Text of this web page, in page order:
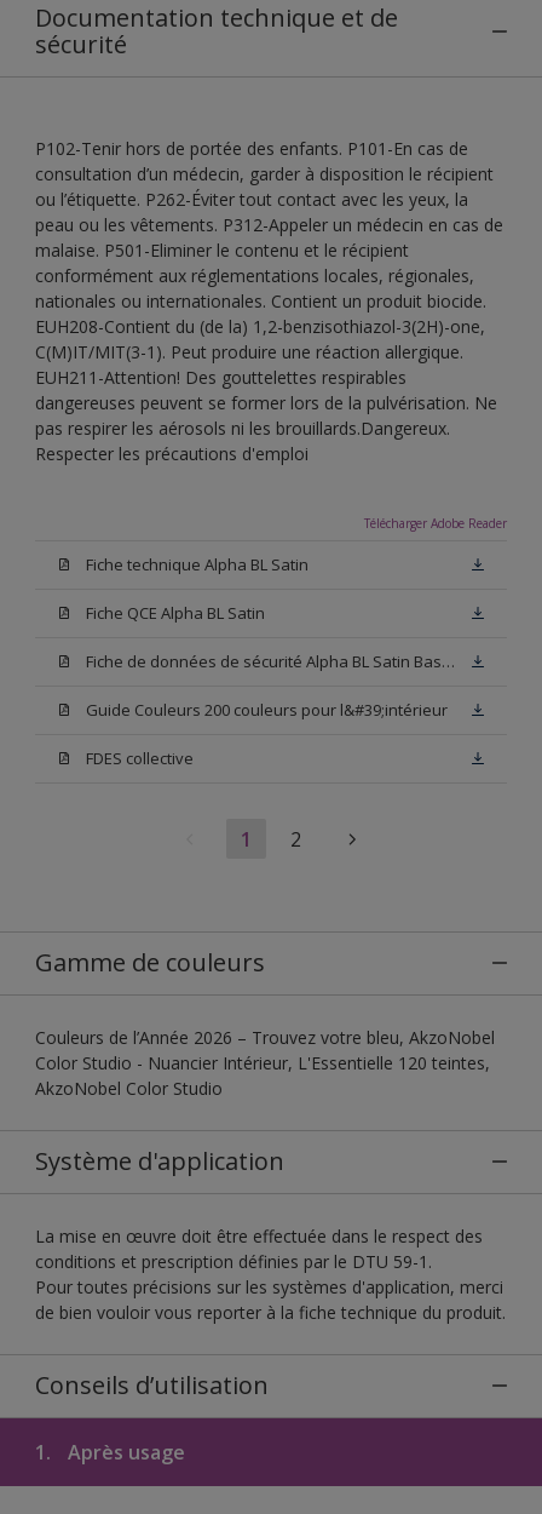
Documentation technique et de
sécurité
P102-Tenir hors de portée des enfants. P101-En cas de
consultation d’un médecin, garder à disposition le récipient
ou l’étiquette. P262-Éviter tout contact avec les yeux, la
peau ou les vêtements. P312-Appeler un médecin en cas de
malaise. P501-Eliminer le contenu et le récipient
conformément aux réglementations locales, régionales,
nationales ou internationales. Contient un produit biocide.
EUH208-Contient du (de la) 1,2-benzisothiazol-3(2H)-one,
C(M)IT/MIT(3-1). Peut produire une réaction allergique.
EUH211-Attention! Des gouttelettes respirables
dangereuses peuvent se former lors de la pulvérisation. Ne
pas respirer les aérosols ni les brouillards.Dangereux.
Respecter les précautions d'emploi
Télécharger Adobe Reader
Fiche technique Alpha BL Satin
Fiche QCE Alpha BL Satin
Fiche de données de sécurité Alpha BL Satin Base W05
Guide Couleurs 200 couleurs pour l&#39;intérieur
FDES collective
1 2
Gamme de couleurs
Couleurs de l’Année 2026 – Trouvez votre bleu, AkzoNobel
Color Studio - Nuancier Intérieur, L'Essentielle 120 teintes,
AkzoNobel Color Studio
Système d'application
La mise en œuvre doit être effectuée dans le respect des
conditions et prescription définies par le DTU 59-1.
Pour toutes précisions sur les systèmes d'application, merci
de bien vouloir vous reporter à la fiche technique du produit.
Conseils d’utilisation
1. Après usage